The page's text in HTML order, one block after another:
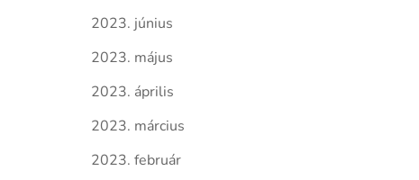
2023. június
2023. május
2023. április
2023. március
2023. február